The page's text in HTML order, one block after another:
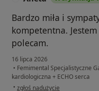
Bardzo miła i
kompetentna.
polecam.
16 lipca 2026
• Femimental Specjalistyczne
kardiologiczna + ECHO serca
• w opinii użytkownika Aneta
zgłoś nadużycie